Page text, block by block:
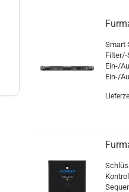
Filter/-
Ein-/
Ein-/